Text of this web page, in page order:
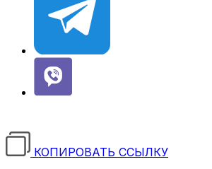
КОПИРОВАТЬ ССЫЛКУ